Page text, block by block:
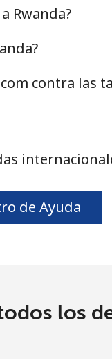
Rwanda?
contra las
de Ayuda
los